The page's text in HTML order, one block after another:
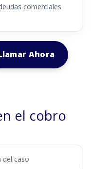
comerciales
Ahora
el cobro
del caso